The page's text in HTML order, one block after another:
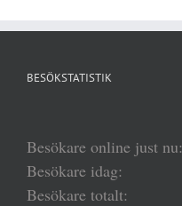
BESÖKSTATISTIK
Besökare online just nu:
Besökare idag:
Besökare totalt: